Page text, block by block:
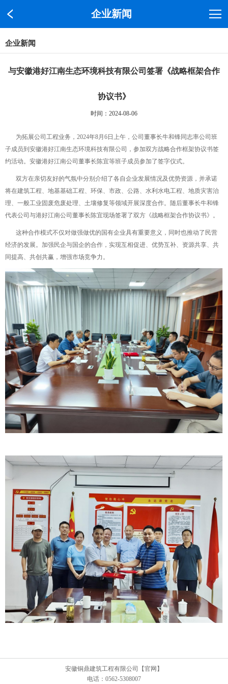
企业新闻
企业新闻
与安徽港好江南生态环境科技有限公司签署《战略框架合作
协议书》
时间：2024-08-06
为拓展公司工程业务，2024年8月6日上午，公司董事长牛和锋同志率公司班
子成员到安徽港好江南生态环境科技有限公司，参加双方战略合作框架协议书签
约活动。安徽港好江南公司董事长陈宜等班子成员参加了签字仪式。
双方在亲切友好的气氛中分别介绍了各自企业发展情况及优势资源，并承诺
将在建筑工程、地基基础工程、环保、市政、公路、水利水电工程、地质灾害治
理、一般工业固废危废处理、土壤修复等领域开展深度合作。随后董事长牛和锋
代表公司与港好江南公司董事长陈宜现场签署了双方《战略框架合作协议书》。
‌ 这种合作模式不仅对做强做优的国有企业具有重要意义，‌同时也推动了民营
经济的发展。加强民企与国企的合作，实现互相促进、‌优势互补、‌资源共享、‌共
同提高、‌共创共赢，增强市场竞争力。
安徽铜鼎建筑工程有限公司【官网】
电话：0562-5308007